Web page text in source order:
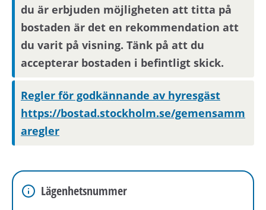
du är erbjuden möjligheten att titta på
bostaden är det en rekommendation att
du varit på visning. Tänk på att du
accepterar bostaden i befintligt skick.
Regler för godkännande av hyresgäst
https://bostad.stockholm.se/gemensamm
aregler
Lägenhetsnummer